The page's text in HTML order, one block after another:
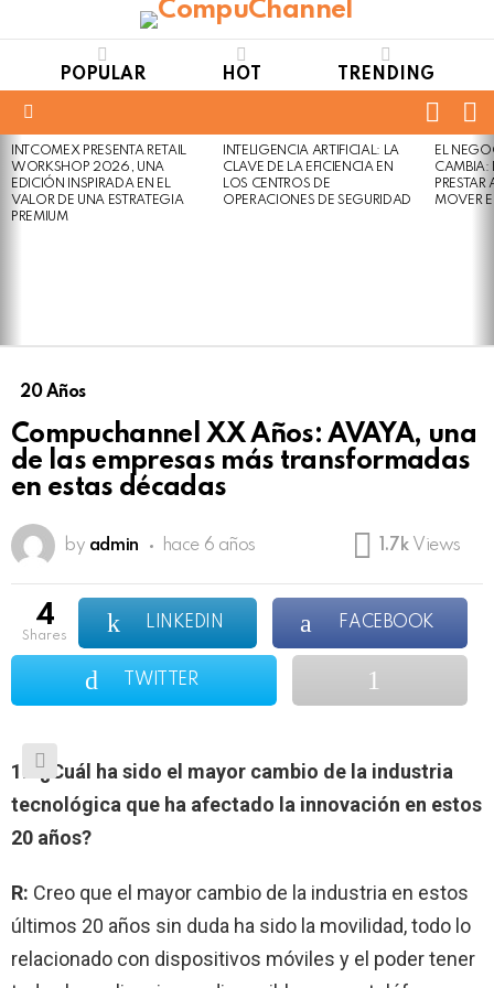
POPULAR HOT TRENDING
LATEST
STORIES
INTCOMEX PRESENTA RETAIL
WORKSHOP 2026, UNA
EDICIÓN INSPIRADA EN EL
VALOR DE UNA ESTRATEGIA
PREMIUM
INTELIGENCIA ARTIFICIAL: LA
CLAVE DE LA EFICIENCIA EN
LOS CENTROS DE
OPERACIONES DE SEGURIDAD
EL
CAMBIA:
MOVER
20 Años
Compuchannel XX Años: AVAYA, una
de las empresas más transformadas
en estas décadas
by admin hace 6 años 1.7k Views
4
shares
LINKEDIN FACEBOOK
TWITTER
1.- ¿Cuál ha sido el mayor cambio de la industria
tecnológica que ha afectado la innovación en estos
20 años?
R: Creo que el mayor cambio de la industria en estos
últimos 20 años sin duda ha sido la movilidad, todo lo
relacionado con dispositivos móviles y el poder tener